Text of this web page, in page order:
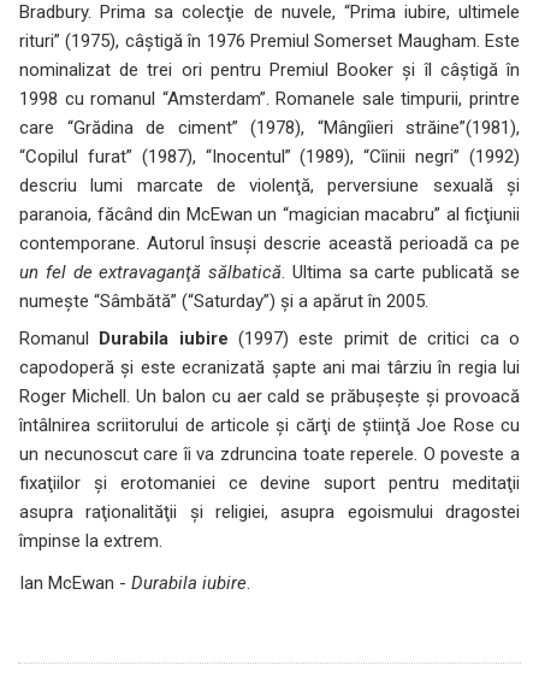
Bradbury. Prima sa colecţie de nuvele, “Prima iubire, ultimele
rituri” (1975), câştigă în 1976 Premiul Somerset Maugham. Este
nominalizat de trei ori pentru Premiul Booker şi îl câştigă în
1998 cu romanul “Amsterdam”. Romanele sale timpurii, printre
care “Grădina de ciment” (1978), “Mângîieri străine”(1981),
“Copilul furat” (1987), “Inocentul” (1989), “Cîinii negri” (1992)
descriu lumi marcate de violenţă, perversiune sexuală şi
paranoia, făcând din McEwan un “magician macabru” al ficţiunii
contemporane. Autorul însuşi descrie această perioadă ca pe
un fel de extravaganţă sălbatică. Ultima sa carte publicată se
numeşte “Sâmbătă” (“Saturday”) şi a apărut în 2005.
Romanul Durabila iubire (1997) este primit de critici ca o
capodoperă şi este ecranizată şapte ani mai târziu în regia lui
Roger Michell. Un balon cu aer cald se prăbuşeşte şi provoacă
întâlnirea scriitorului de articole şi cărţi de ştiinţă Joe Rose cu
un necunoscut care îi va zdruncina toate reperele. O poveste a
fixaţiilor şi erotomaniei ce devine suport pentru meditaţii
asupra raţionalităţii şi religiei, asupra egoismului dragostei
împinse la extrem.
Ian McEwan - Durabila iubire.